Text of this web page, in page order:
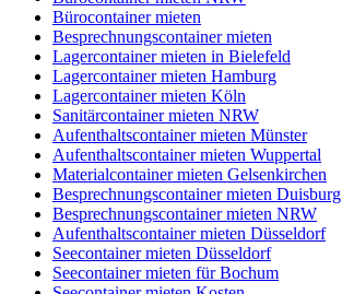
Bürocontainer mieten
Besprechnungscontainer mieten
Lagercontainer mieten in Bielefeld
Lagercontainer mieten Hamburg
Lagercontainer mieten Köln
Sanitärcontainer mieten NRW
Aufenthaltscontainer mieten Münster
Aufenthaltscontainer mieten Wuppertal
Materialcontainer mieten Gelsenkirchen
Besprechnungscontainer mieten Duisburg
Besprechnungscontainer mieten NRW
Aufenthaltscontainer mieten Düsseldorf
Seecontainer mieten Düsseldorf
Seecontainer mieten für Bochum